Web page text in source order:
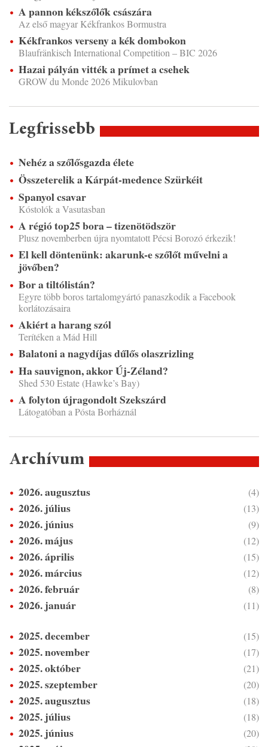
A pannon kékszőlők császára
Az első magyar Kékfrankos Bormustra
Kékfrankos verseny a kék dombokon
Blaufränkisch International Competition – BIC 2026
Hazai pályán vitték a prímet a csehek
GROW du Monde 2026 Mikulovban
Legfrissebb
Nehéz a szőlősgazda élete
Összeterelik a Kárpát-medence Szürkéit
Spanyol csavar
Kóstolók a Vasutasban
A régió top25 bora – tizenötödször
Plusz novemberben újra nyomtatott Pécsi Borozó érkezik!
El kell döntenünk: akarunk-e szőlőt művelni a
jövőben?
Bor a tiltólistán?
Egyre több boros tartalomgyártó panaszkodik a Facebook
korlátozásaira
Akiért a harang szól
Terítéken a Mád Hill
Balatoni a nagydíjas dűlős olaszrizling
Ha sauvignon, akkor Új-Zéland?
Shed 530 Estate (Hawke’s Bay)
A folyton újragondolt Szekszárd
Látogatóban a Pósta Borháznál
Archívum
2026. augusztus (4)
2026. július (13)
2026. június (9)
2026. május (12)
2026. április (15)
2026. március (12)
2026. február (8)
2026. január (11)
2025. december (15)
2025. november (17)
2025. október (21)
2025. szeptember (20)
2025. augusztus (18)
2025. július (18)
2025. június (20)